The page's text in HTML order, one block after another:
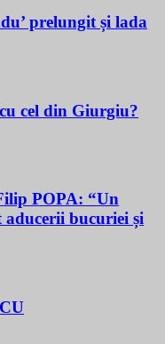
prelungit și lada
cel din Giurgiu?
POPA: “Un
aducerii bucuriei și